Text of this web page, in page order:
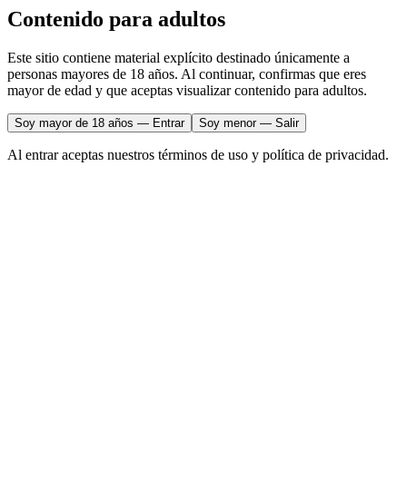
Contenido para adultos
Este sitio contiene material explícito destinado únicamente a
personas mayores de 18 años. Al continuar, confirmas que eres
mayor de edad y que aceptas visualizar contenido para adultos.
Soy mayor de 18 años — Entrar Soy menor — Salir
Al entrar aceptas nuestros términos de uso y política de privacidad.